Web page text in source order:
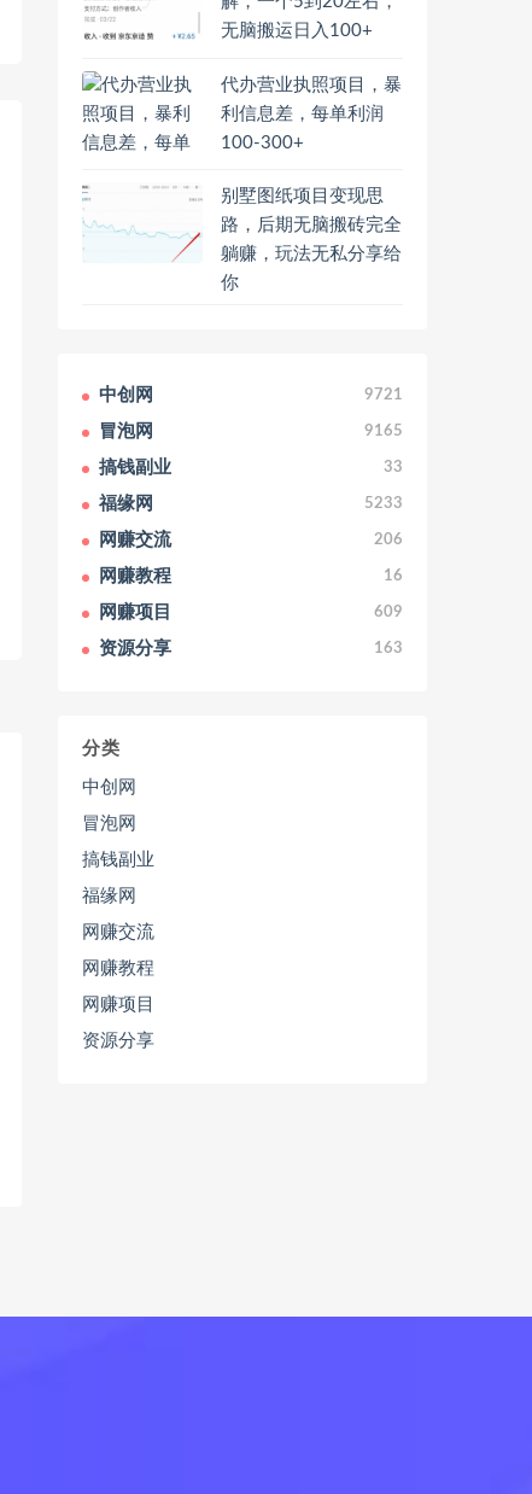
无脑搬运日入100+
代办营业执照项目，暴
利信息差，每单利润
100-300+
别墅图纸项目变现思
路，后期无脑搬砖完全
躺赚，玩法无私分享给
你
中创网 9721
冒泡网 9165
搞钱副业 33
福缘网 5233
网赚交流 206
网赚教程 16
网赚项目 609
资源分享 163
分类
中创网
冒泡网
搞钱副业
福缘网
网赚交流
网赚教程
网赚项目
资源分享